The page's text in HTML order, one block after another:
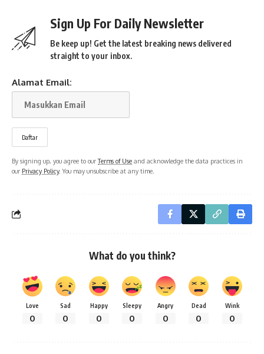
Sign Up For Daily Newsletter
Be keep up! Get the latest breaking news delivered
straight to your inbox.
Alamat Email:
By signing up, you agree to ourTerms of Use and acknowledge the data practices in
our Privacy Policy. You may unsubscribe at any time.
What do you think?
Love
0
Sad
0
Happy
0
Sleepy
0
Angry
0
Dead
0
Wink
0